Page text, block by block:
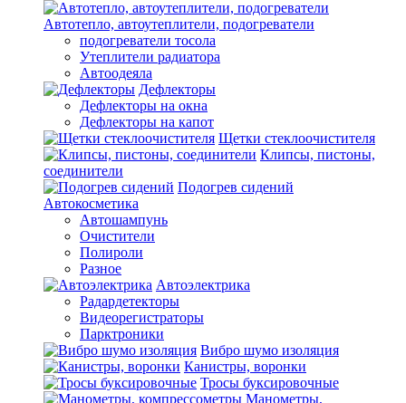
Автотепло, автоутеплители, подогреватели
подогреватели тосола
Утеплители радиатора
Автоодеяла
Дефлекторы
Дефлекторы на окна
Дефлекторы на капот
Щетки стеклоочистителя
Клипсы, пистоны,
соединители
Подогрев сидений
Автокосметика
Автошампунь
Очистители
Полироли
Разное
Автоэлектрика
Радардетекторы
Видеорегистраторы
Парктроники
Вибро шумо изоляция
Канистры, воронки
Тросы буксировочные
Манометры,